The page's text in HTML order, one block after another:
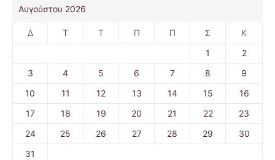
Αυγούστου 2026
Δ Τ Τ Π Π Σ Κ
1
2
3
4 5 6 7 8
9
10
11 12 13 14 15
16
17
18 19 20 21 22
23
24
25 26 27 28 29
30
31